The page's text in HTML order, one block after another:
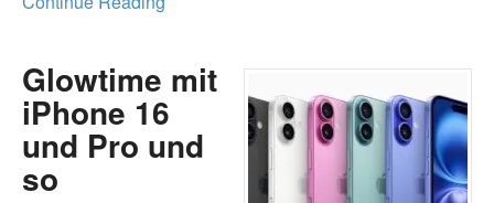
Glowtime mit
iPhone 16
und Pro und
so